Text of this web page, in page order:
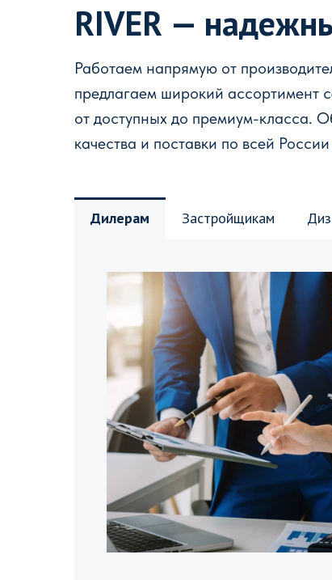
RIVER —
Работаем напрямую от
предлагаем широкий ассортимент
от доступных до премиум-класса.
качества и поставки по всей
Дилерам Застройщикам